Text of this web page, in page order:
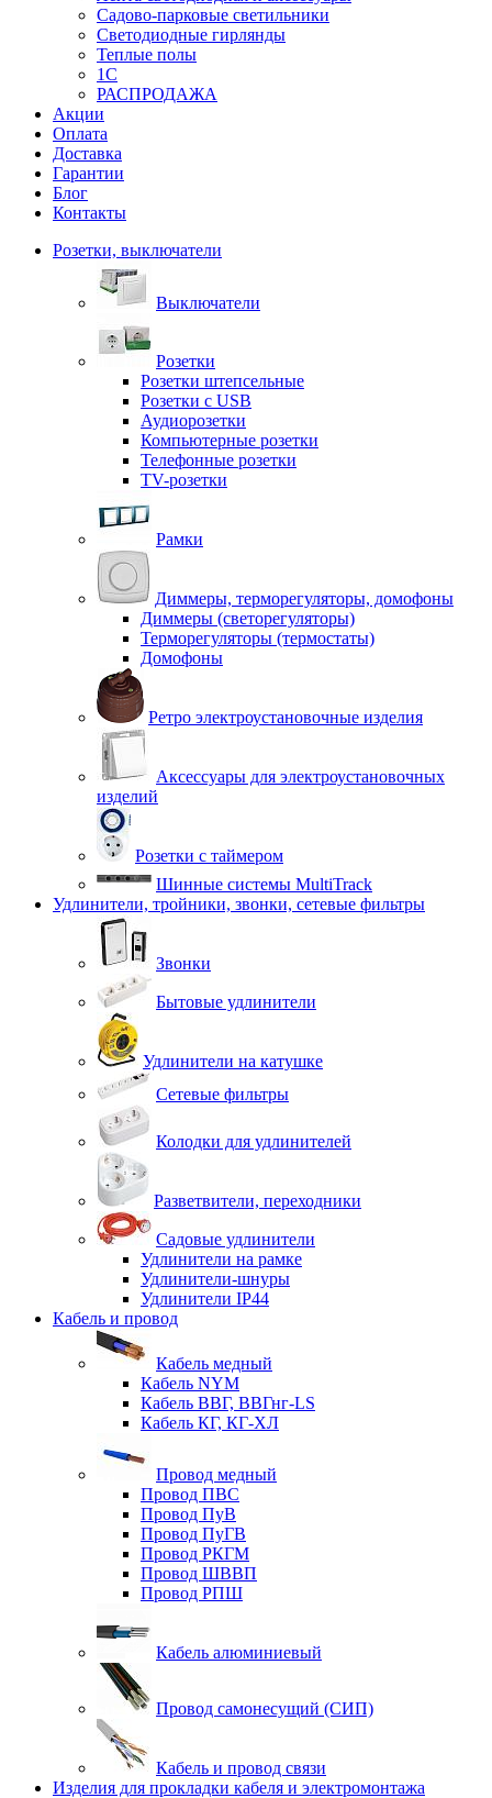
Садово-парковые светильники
Светодиодные гирлянды
Теплые полы
1С
РАСПРОДАЖА
Акции
Оплата
Доставка
Гарантии
Блог
Контакты
Розетки, выключатели
Выключатели
Розетки
Розетки штепсельные
Розетки с USB
Аудиорозетки
Компьютерные розетки
Телефонные розетки
TV-розетки
Рамки
Диммеры, терморегуляторы, домофоны
Диммеры (светорегуляторы)
Терморегуляторы (термостаты)
Домофоны
Ретро электроустановочные изделия
Аксессуары для электроустановочных
изделий
Розетки с таймером
Шинные системы MultiTrack
Удлинители, тройники, звонки, сетевые фильтры
Звонки
Бытовые удлинители
Удлинители на катушке
Сетевые фильтры
Колодки для удлинителей
Разветвители, переходники
Садовые удлинители
Удлинители на рамке
Удлинители-шнуры
Удлинители IP44
Кабель и провод
Кабель медный
Кабель NYM
Кабель ВВГ, ВВГнг-LS
Кабель КГ, КГ-ХЛ
Провод медный
Провод ПВС
Провод ПуВ
Провод ПуГВ
Провод РКГМ
Провод ШВВП
Провод РПШ
Кабель алюминиевый
Провод самонесущий (СИП)
Кабель и провод связи
Изделия для прокладки кабеля и электромонтажа